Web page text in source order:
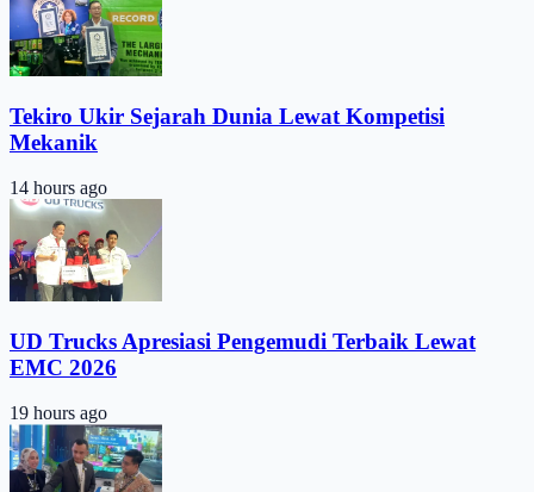
Tekiro Ukir Sejarah Dunia Lewat Kompetisi
Mekanik
14 hours ago
UD Trucks Apresiasi Pengemudi Terbaik Lewat
EMC 2026
19 hours ago